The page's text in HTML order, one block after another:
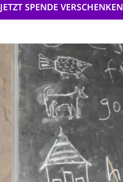
JETZT SPENDE VERSCHENKEN